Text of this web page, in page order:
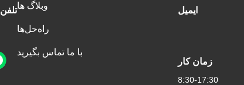
ایمیل
زمان کار
8:30-17:30
وبلاگ ها
راه‌حل‌ها
با ما تماس بگیرید
تلفن